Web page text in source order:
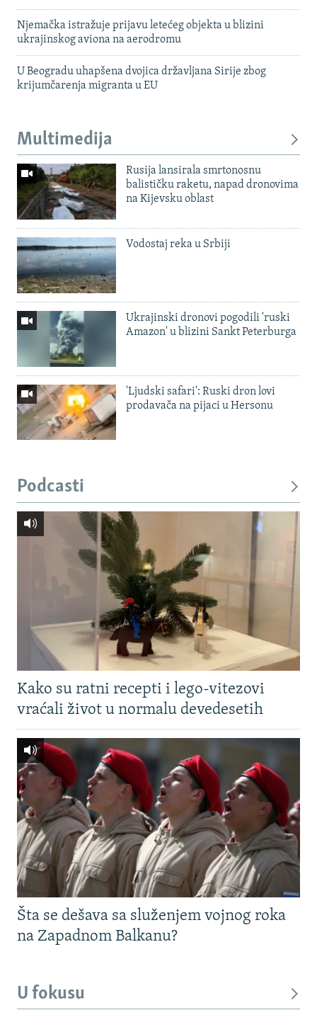
Njemačka istražuje prijavu letećeg objekta u blizini
ukrajinskog aviona na aerodromu
U Beogradu uhapšena dvojica državljana Sirije zbog
krijumčarenja migranta u EU
Multimedija
Rusija lansirala smrtonosnu
balističku raketu, napad dronovima
na Kijevsku oblast
Vodostaj reka u Srbiji
Ukrajinski dronovi pogodili 'ruski
Amazon' u blizini Sankt Peterburga
'Ljudski safari': Ruski dron lovi
prodavača na pijaci u Hersonu
Podcasti
Kako su ratni recepti i lego-vitezovi
vraćali život u normalu devedesetih
Šta se dešava sa služenjem vojnog roka
na Zapadnom Balkanu?
U fokusu